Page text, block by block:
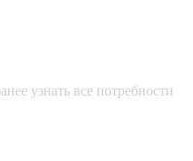
узнать все потребности